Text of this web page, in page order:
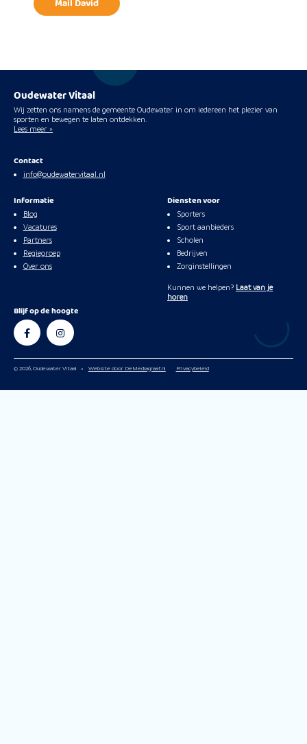
Mail David
Oudewater Vitaal
Wij zetten ons namens de gemeente Oudewater in om iedereen het plezier van
sporten en bewegen te laten ontdekken.
Lees meer »
Contact
info@oudewatervitaal.nl
Informatie
Blog
Vacatures
Partners
Regiegroep
Over ons
Diensten voor
Sporters
Sport aanbieders
Scholen
Bedrijven
Zorginstellingen
Kunnen we helpen? Laat van je
horen
Blijf op de hoogte
© 2026, Oudewater Vitaal • Website door DeMediagraaf.nl Privacybeleid